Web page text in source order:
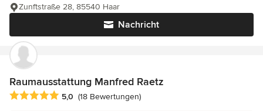
Nachricht
Zunftstraße 28, 85540 Haar
Raumausstattung Manfred Raetz
Durchschnittliche Bewertung: 5 von 5 Sternen
5,0 (18 Bewertungen)